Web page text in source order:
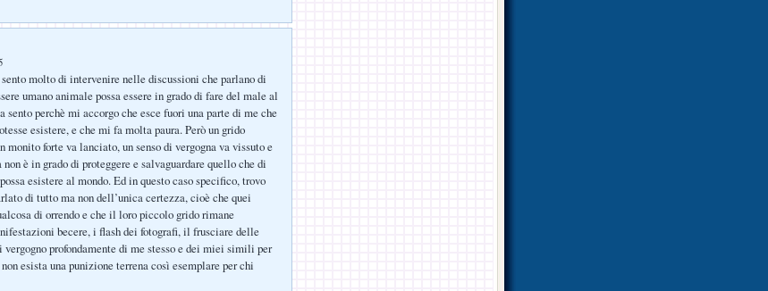
molto di intervenire nelle discussioni che parlano di
umano animale possa essere in grado di fare del male al
sento perchè mi accorgo che esce fuori una parte di me che
esistere, e che mi fa molta paura. Però un grido
monito forte va lanciato, un senso di vergogna va vissuto e
è in grado di proteggere e salvaguardare quello che di
esistere al mondo. Ed in questo caso specifico, trovo
di tutto ma non dell’unica certezza, cioè che quei
di orrendo e che il loro piccolo grido rimane
becere, i flash dei fotografi, il frusciare delle
profondamente di me stesso e dei miei simili per
esista una punizione terrena così esemplare per chi